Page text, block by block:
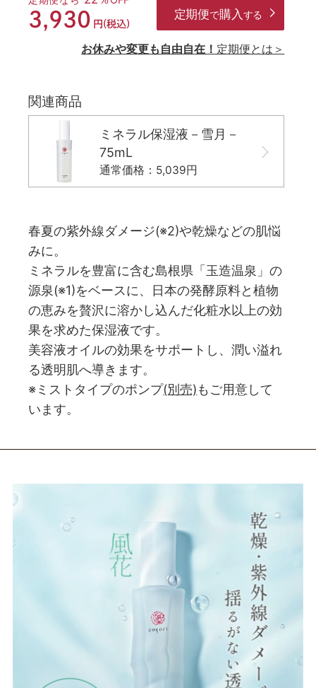
3,930 円(税込)
定期便で購入 する
お休みや変更も自由自在！ 定期便とは＞
関連商品
ミネラル保湿液－雪月－
75mL
通常価格：5,039円
春夏の紫外線ダメージ(※2)や乾燥などの肌悩
みに。
ミネラルを豊富に含む島根県「玉造温泉」の
源泉(※1)をベースに、日本の発酵原料と植物
の恵みを贅沢に溶かし込んだ化粧水以上の効
果を求めた保湿液です。
美容液オイルの効果をサポートし、潤い溢れ
る透明肌へ導きます。
※ミストタイプのポンプ(別売)もご用意して
います。